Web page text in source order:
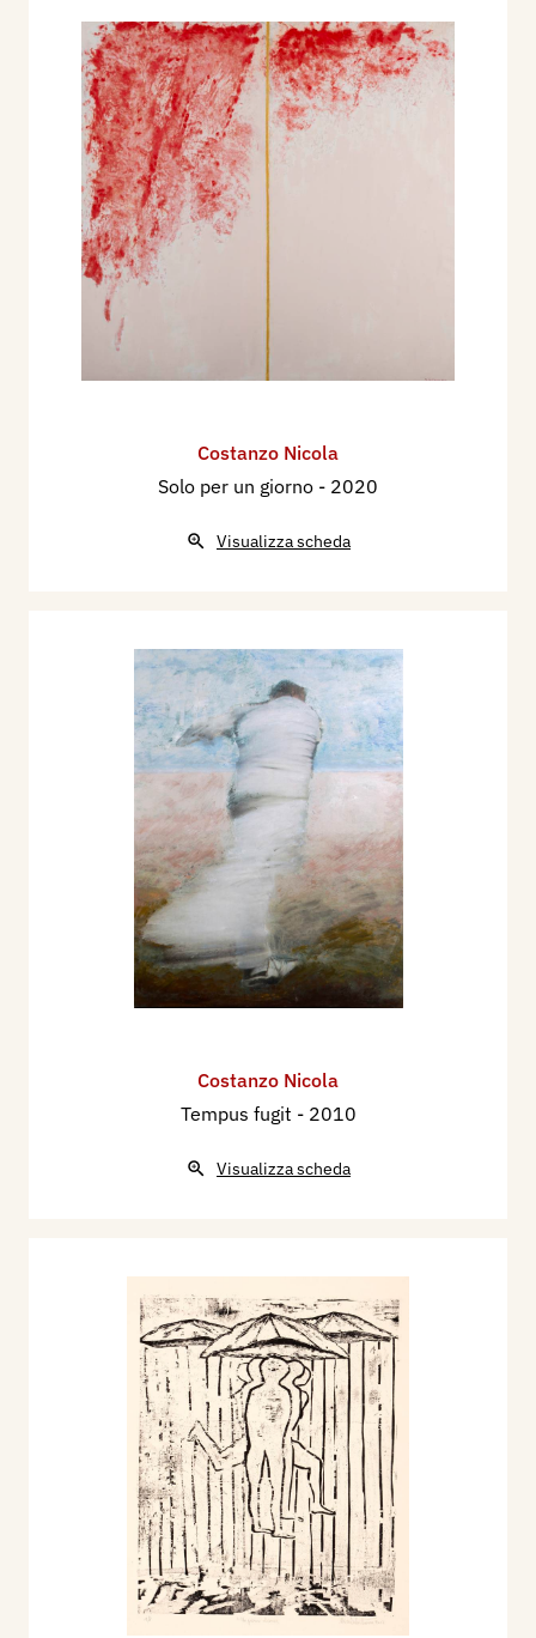
Costanzo Nicola
Solo per un giorno - 2020
Visualizza scheda
Costanzo Nicola
Tempus fugit - 2010
Visualizza scheda